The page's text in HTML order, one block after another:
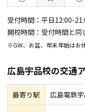
受付時間： 平日12:00-
開校時間： 受付時間と同
※GW、お盆、年末年始はお
広島宇品校の交通
最寄り駅 広島電鉄